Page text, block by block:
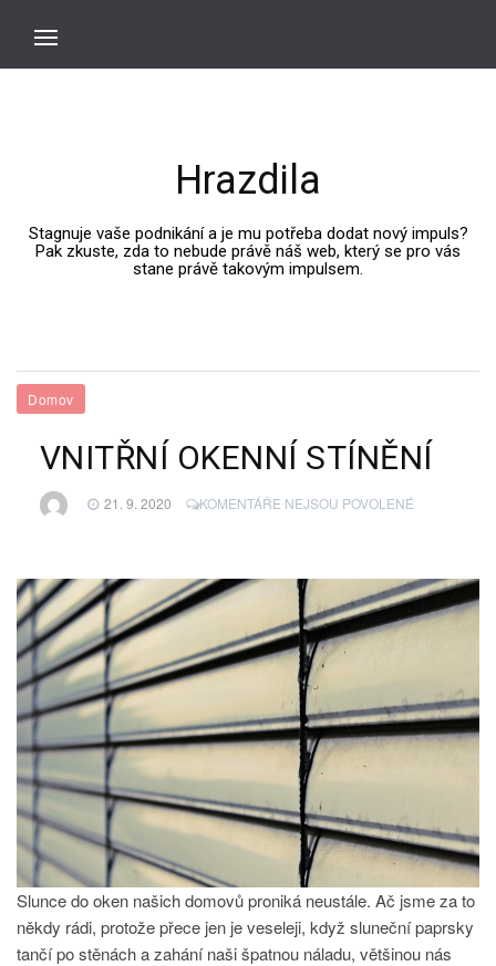
Hrazdila
Stagnuje vaše podnikání a je mu potřeba dodat nový impuls?
Pak zkuste, zda to nebude právě náš web, který se pro vás
stane právě takovým impulsem.
Domov
VNITŘNÍ OKENNÍ STÍNĚNÍ
21. 9. 2020 KOMENTÁŘE NEJSOU POVOLENÉU
VNITŘNÍ
OKENNÍ
STÍNĚNÍ
Slunce do oken našich domovů proniká neustále. Ač jsme za to
někdy rádi, protože přece jen je veseleji, když sluneční paprsky
tančí po stěnách a zahání naši špatnou náladu, většinou nás